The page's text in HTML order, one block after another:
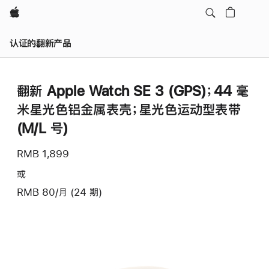
Apple
认证的翻新产品
翻新 Apple Watch SE 3 (GPS)；44 毫
米星光色铝金属表壳；星光色运动型表带
(M/L 号)
RMB 1,899
或
RMB 80/月 (24 期)